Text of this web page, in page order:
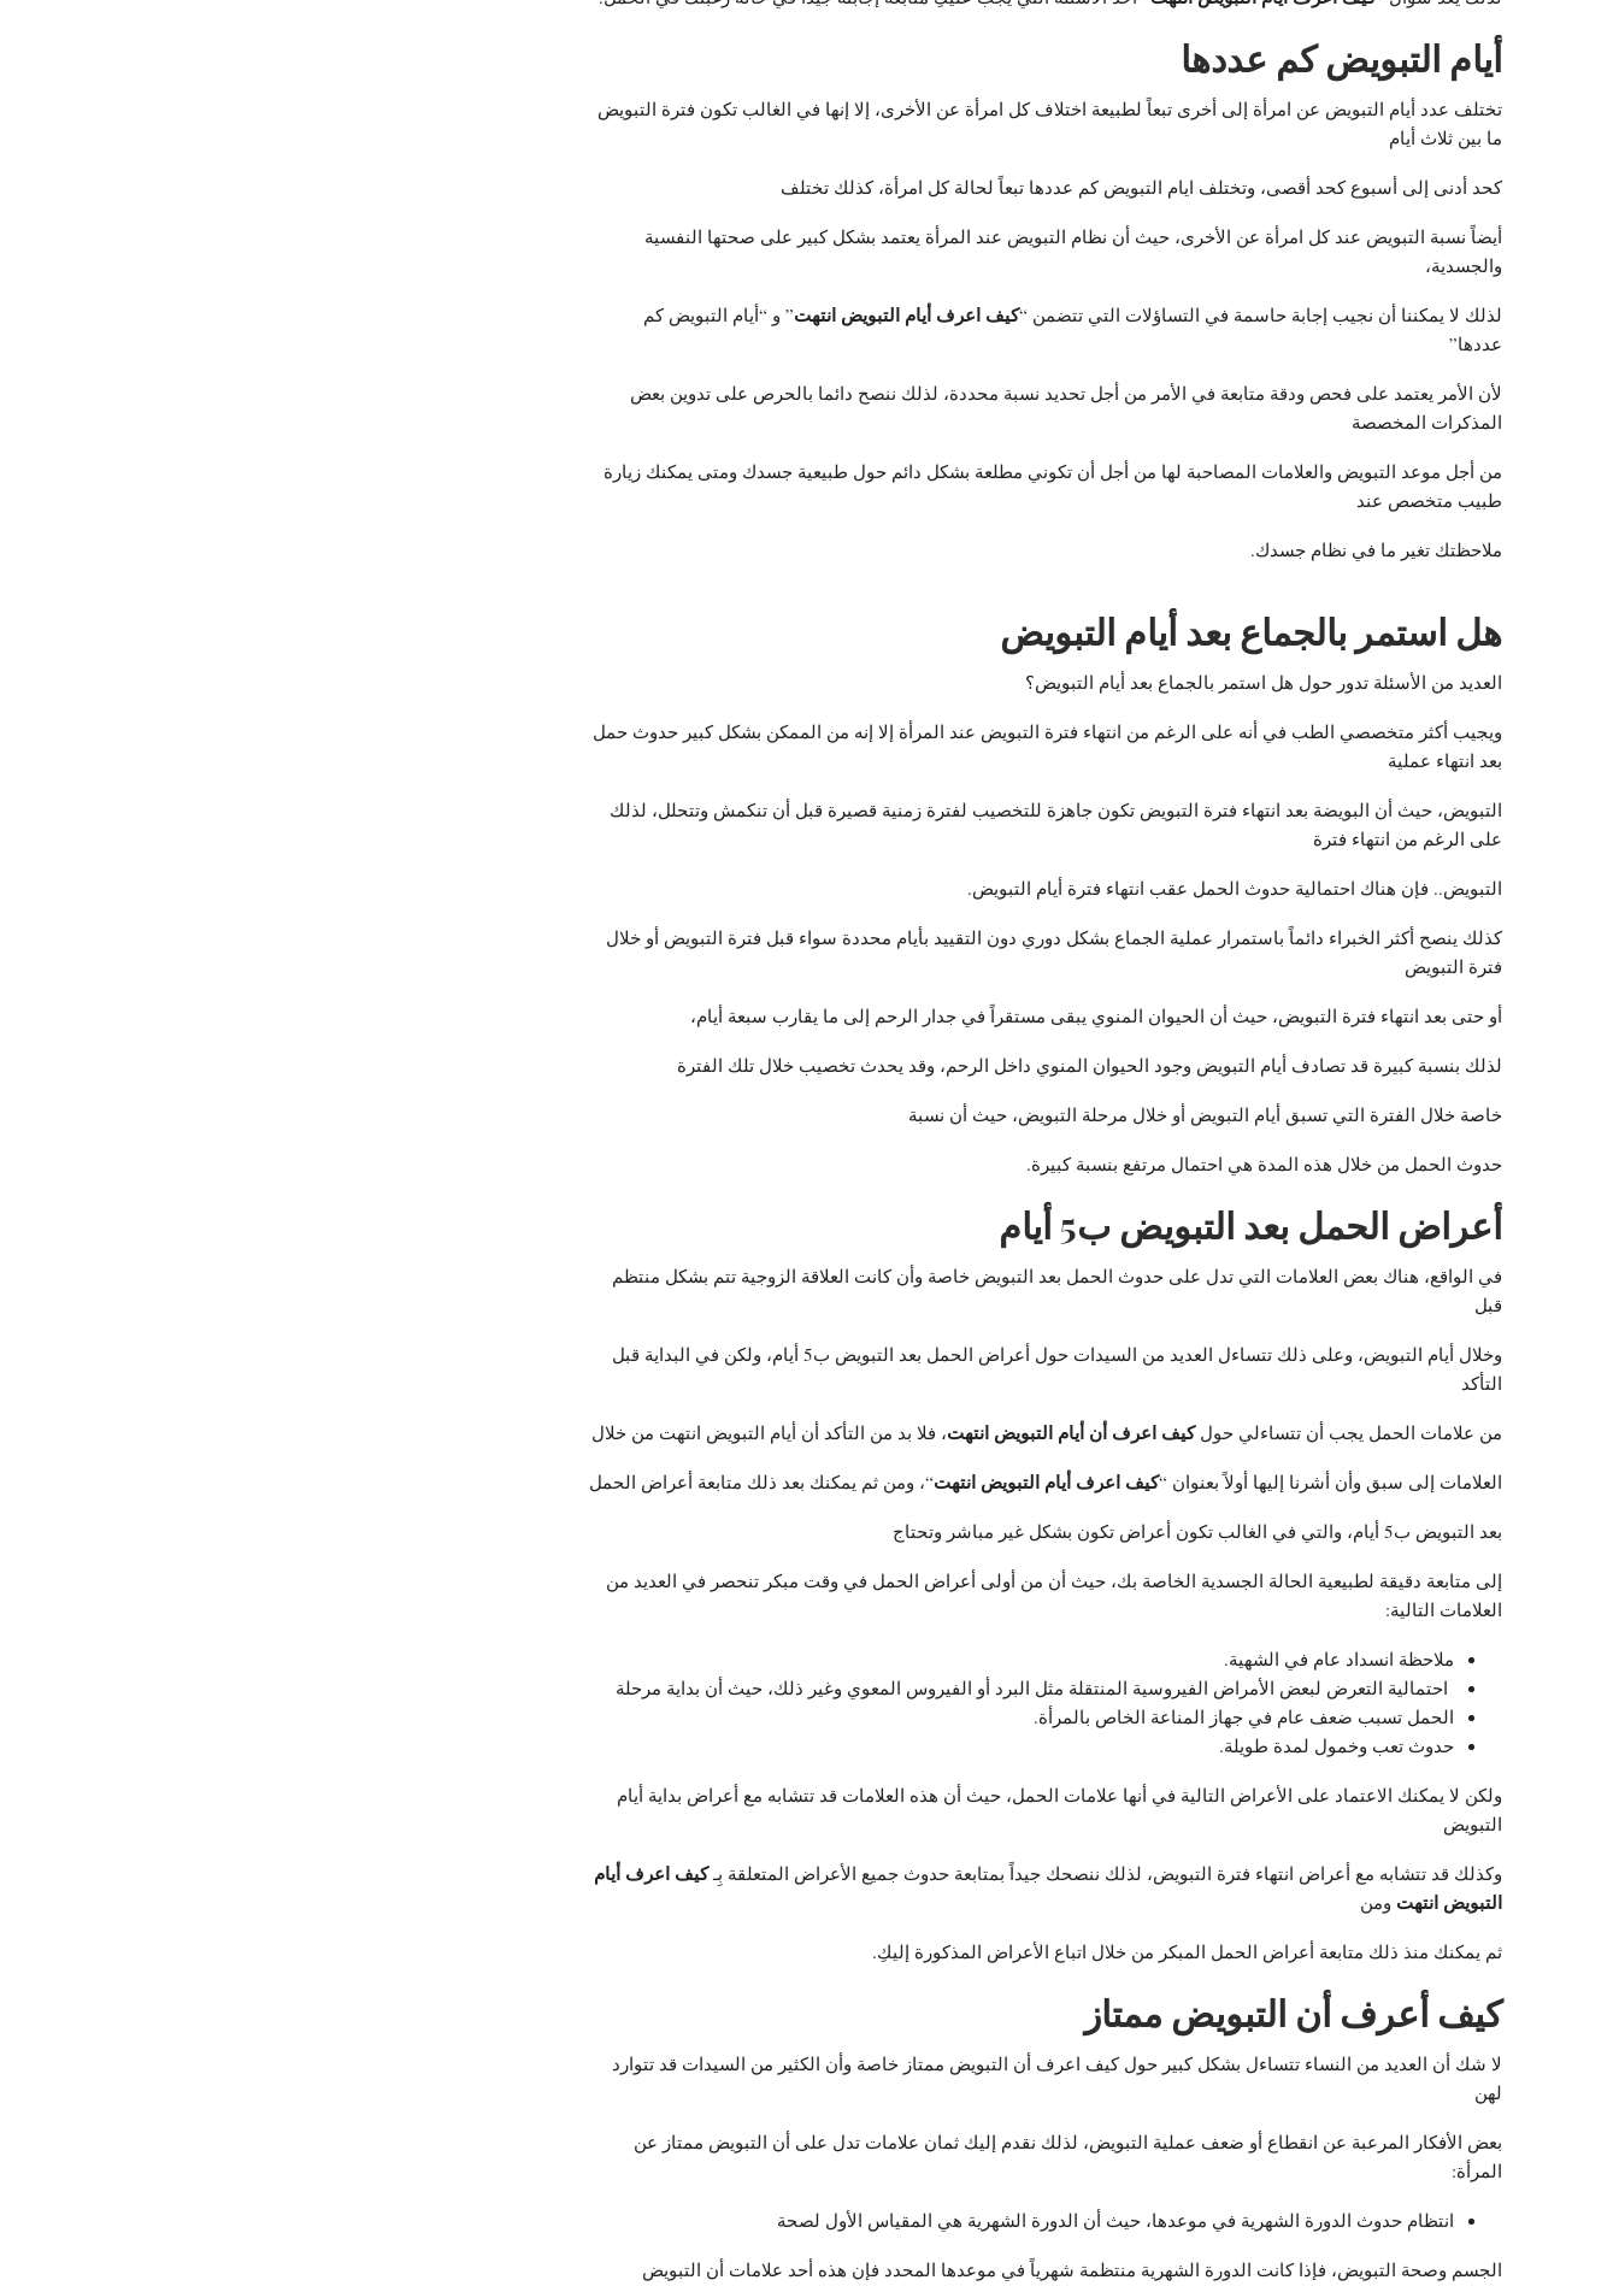
أيام التبويض كم عددها
تختلف عدد أيام التبويض عن امرأة إلى أخرى تبعاً لطبيعة اختلاف كل امرأة عن الأخرى، إلا إنها في الغالب تكون فترة التبويض
ما بين ثلاث أيام
كحد أدنى إلى أسبوع كحد أقصى، وتختلف ايام التبويض كم عددها تبعاً لحالة كل امرأة، كذلك تختلف
أيضاً نسبة التبويض عند كل امرأة عن الأخرى، حيث أن نظام التبويض عند المرأة يعتمد بشكل كبير على صحتها النفسية
والجسدية،
لذلك لا يمكننا أن نجيب إجابة حاسمة في التساؤلات التي تتضمن “كيف اعرف أيام التبويض انتهت” و “أيام التبويض كم
عددها”
لأن الأمر يعتمد على فحص ودقة متابعة في الأمر من أجل تحديد نسبة محددة، لذلك ننصح دائما بالحرص على تدوين بعض
المذكرات المخصصة
من أجل موعد التبويض والعلامات المصاحبة لها من أجل أن تكوني مطلعة بشكل دائم حول طبيعية جسدك ومتى يمكنك زيارة
طبيب متخصص عند
ملاحظتك تغير ما في نظام جسدك.
هل استمر بالجماع بعد أيام التبويض
العديد من الأسئلة تدور حول هل استمر بالجماع بعد أيام التبويض؟
ويجيب أكثر متخصصي الطب في أنه على الرغم من انتهاء فترة التبويض عند المرأة إلا إنه من الممكن بشكل كبير حدوث حمل
بعد انتهاء عملية
التبويض، حيث أن البويضة بعد انتهاء فترة التبويض تكون جاهزة للتخصيب لفترة زمنية قصيرة قبل أن تنكمش وتتحلل، لذلك
على الرغم من انتهاء فترة
التبويض.. فإن هناك احتمالية حدوث الحمل عقب انتهاء فترة أيام التبويض.
كذلك ينصح أكثر الخبراء دائماً باستمرار عملية الجماع بشكل دوري دون التقييد بأيام محددة سواء قبل فترة التبويض أو خلال
فترة التبويض
أو حتى بعد انتهاء فترة التبويض، حيث أن الحيوان المنوي يبقى مستقراً في جدار الرحم إلى ما يقارب سبعة أيام،
لذلك بنسبة كبيرة قد تصادف أيام التبويض وجود الحيوان المنوي داخل الرحم، وقد يحدث تخصيب خلال تلك الفترة
خاصة خلال الفترة التي تسبق أيام التبويض أو خلال مرحلة التبويض، حيث أن نسبة
حدوث الحمل من خلال هذه المدة هي احتمال مرتفع بنسبة كبيرة.
أعراض الحمل بعد التبويض ب5 أيام
في الواقع، هناك بعض العلامات التي تدل على حدوث الحمل بعد التبويض خاصة وأن كانت العلاقة الزوجية تتم بشكل منتظم
قبل
وخلال أيام التبويض، وعلى ذلك تتساءل العديد من السيدات حول أعراض الحمل بعد التبويض ب5 أيام، ولكن في البداية قبل
التأكد
من علامات الحمل يجب أن تتساءلي حولكيف اعرف أن أيام التبويض انتهت، فلا بد من التأكد أن أيام التبويض انتهت من خلال
العلامات إلى سبق وأن أشرنا إليها أولاً بعنوان “كيف اعرف أيام التبويض انتهت“، ومن ثم يمكنك بعد ذلك متابعة أعراض الحمل
بعد التبويض ب5 أيام، والتي في الغالب تكون أعراض تكون بشكل غير مباشر وتحتاج
إلى متابعة دقيقة لطبيعية الحالة الجسدية الخاصة بك، حيث أن من أولى أعراض الحمل في وقت مبكر تنحصر في العديد من
العلامات التالية:
ملاحظة انسداد عام في الشهية.
احتمالية التعرض لبعض الأمراض الفيروسية المنتقلة مثل البرد أو الفيروس المعوي وغير ذلك، حيث أن بداية مرحلة
الحمل تسبب ضعف عام في جهاز المناعة الخاص بالمرأة.
حدوث تعب وخمول لمدة طويلة.
ولكن لا يمكنك الاعتماد على الأعراض التالية في أنها علامات الحمل، حيث أن هذه العلامات قد تتشابه مع أعراض بداية أيام
التبويض
وكذلك قد تتشابه مع أعراض انتهاء فترة التبويض، لذلك ننصحك جيداً بمتابعة حدوث جميع الأعراض المتعلقة بِـكيف اعرف أيام
التبويض انتهت ومن
ثم يمكنك منذ ذلك متابعة أعراض الحمل المبكر من خلال اتباع الأعراض المذكورة إليكِ.
كيف أعرف أن التبويض ممتاز
لا شك أن العديد من النساء تتساءل بشكل كبير حول كيف اعرف أن التبويض ممتاز خاصة وأن الكثير من السيدات قد تتوارد
لهن
بعض الأفكار المرعبة عن انقطاع أو ضعف عملية التبويض، لذلك نقدم إليك ثمان علامات تدل على أن التبويض ممتاز عن
المرأة:
انتظام حدوث الدورة الشهرية في موعدها، حيث أن الدورة الشهرية هي المقياس الأول لصحة
الجسم وصحة التبويض، فإذا كانت الدورة الشهرية منتظمة شهرياً في موعدها المحدد فإن هذه أحد علامات أن التبويض